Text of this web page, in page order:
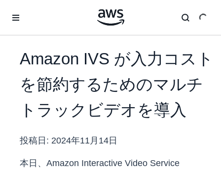
Amazon IVS が入力コスト
を節約するためのマルチ
トラックビデオを導入
投稿日: 2024年11月14日
本日、Amazon Interactive Video Service